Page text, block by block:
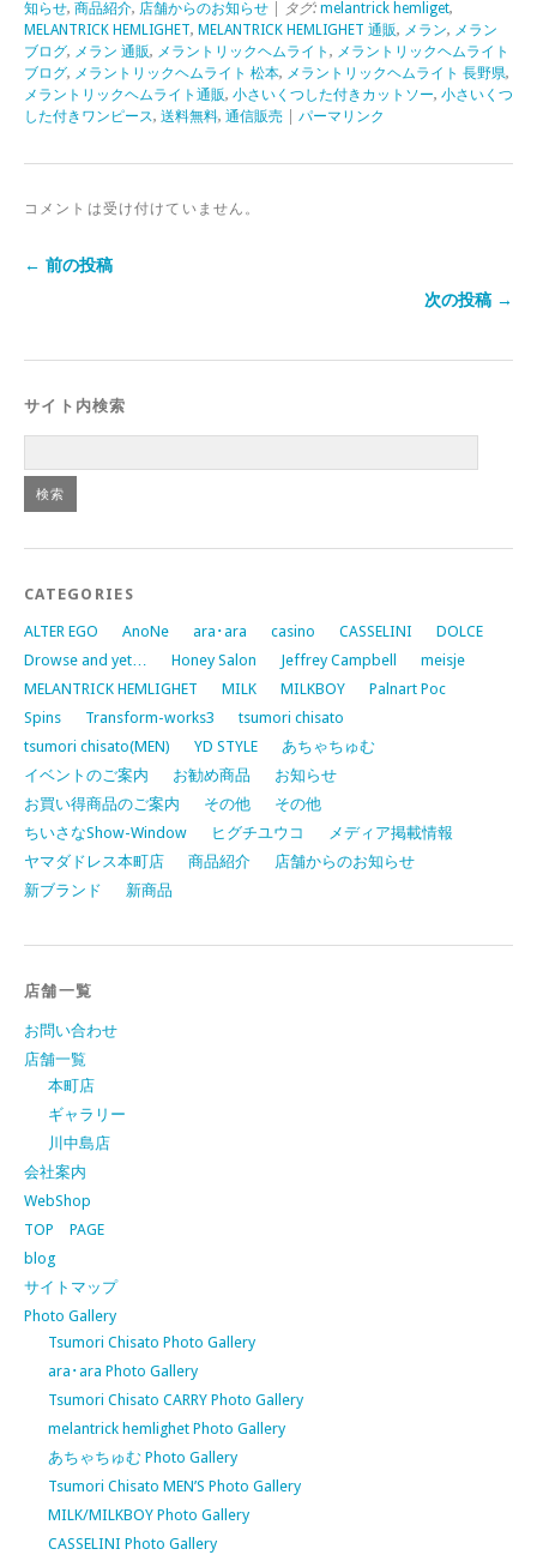
知らせ, 商品紹介, 店舗からのお知らせ | タグ: melantrick hemliget,
MELANTRICK HEMLIGHET, MELANTRICK HEMLIGHET 通販, メラン, メラン
ブログ, メラン 通販, メラントリックヘムライト , メラントリックヘムライト
ブログ, メラントリックヘムライト 松本, メラントリックヘムライト 長野県,
メラントリックヘムライト通販, 小さいくつした付きカットソー, 小さいくつ
した付きワンピース, 送料無料, 通信販売 パーマリンク
コメントは受け付けていません。
← 前の投稿
次の投稿 →
サイト内検索
CATEGORIES
ALTER EGO AnoNe ara･ara casino CASSELINI
DOLCE
Drowse and yet…
Honey Salon Jeffrey Campbell
meisje
MELANTRICK HEMLIGHET
MILK MILKBOY
Palnart Poc
Spins
Transform-works3
tsumori chisato
tsumori chisato(MEN)
YD STYLE
あちゃちゅむ
イベントのご案内
お勧め商品
お知らせ
お買い得商品のご案内
その他
その他
ちいさなShow-Window
ヒグチユウコ
メディア掲載情報
ヤマダドレス本町店
商品紹介
店舗からのお知らせ
新ブランド
新商品
店舗一覧
お問い合わせ
店舗一覧
本町店
ギャラリー
川中島店
会社案内
WebShop
TOP PAGE
blog
サイトマップ
Photo Gallery
Tsumori Chisato Photo Gallery
ara･ara Photo Gallery
Tsumori Chisato CARRY Photo Gallery
melantrick hemlighet Photo Gallery
あちゃちゅむ Photo Gallery
Tsumori Chisato MEN’S Photo Gallery
MILK/MILKBOY Photo Gallery
CASSELINI Photo Gallery